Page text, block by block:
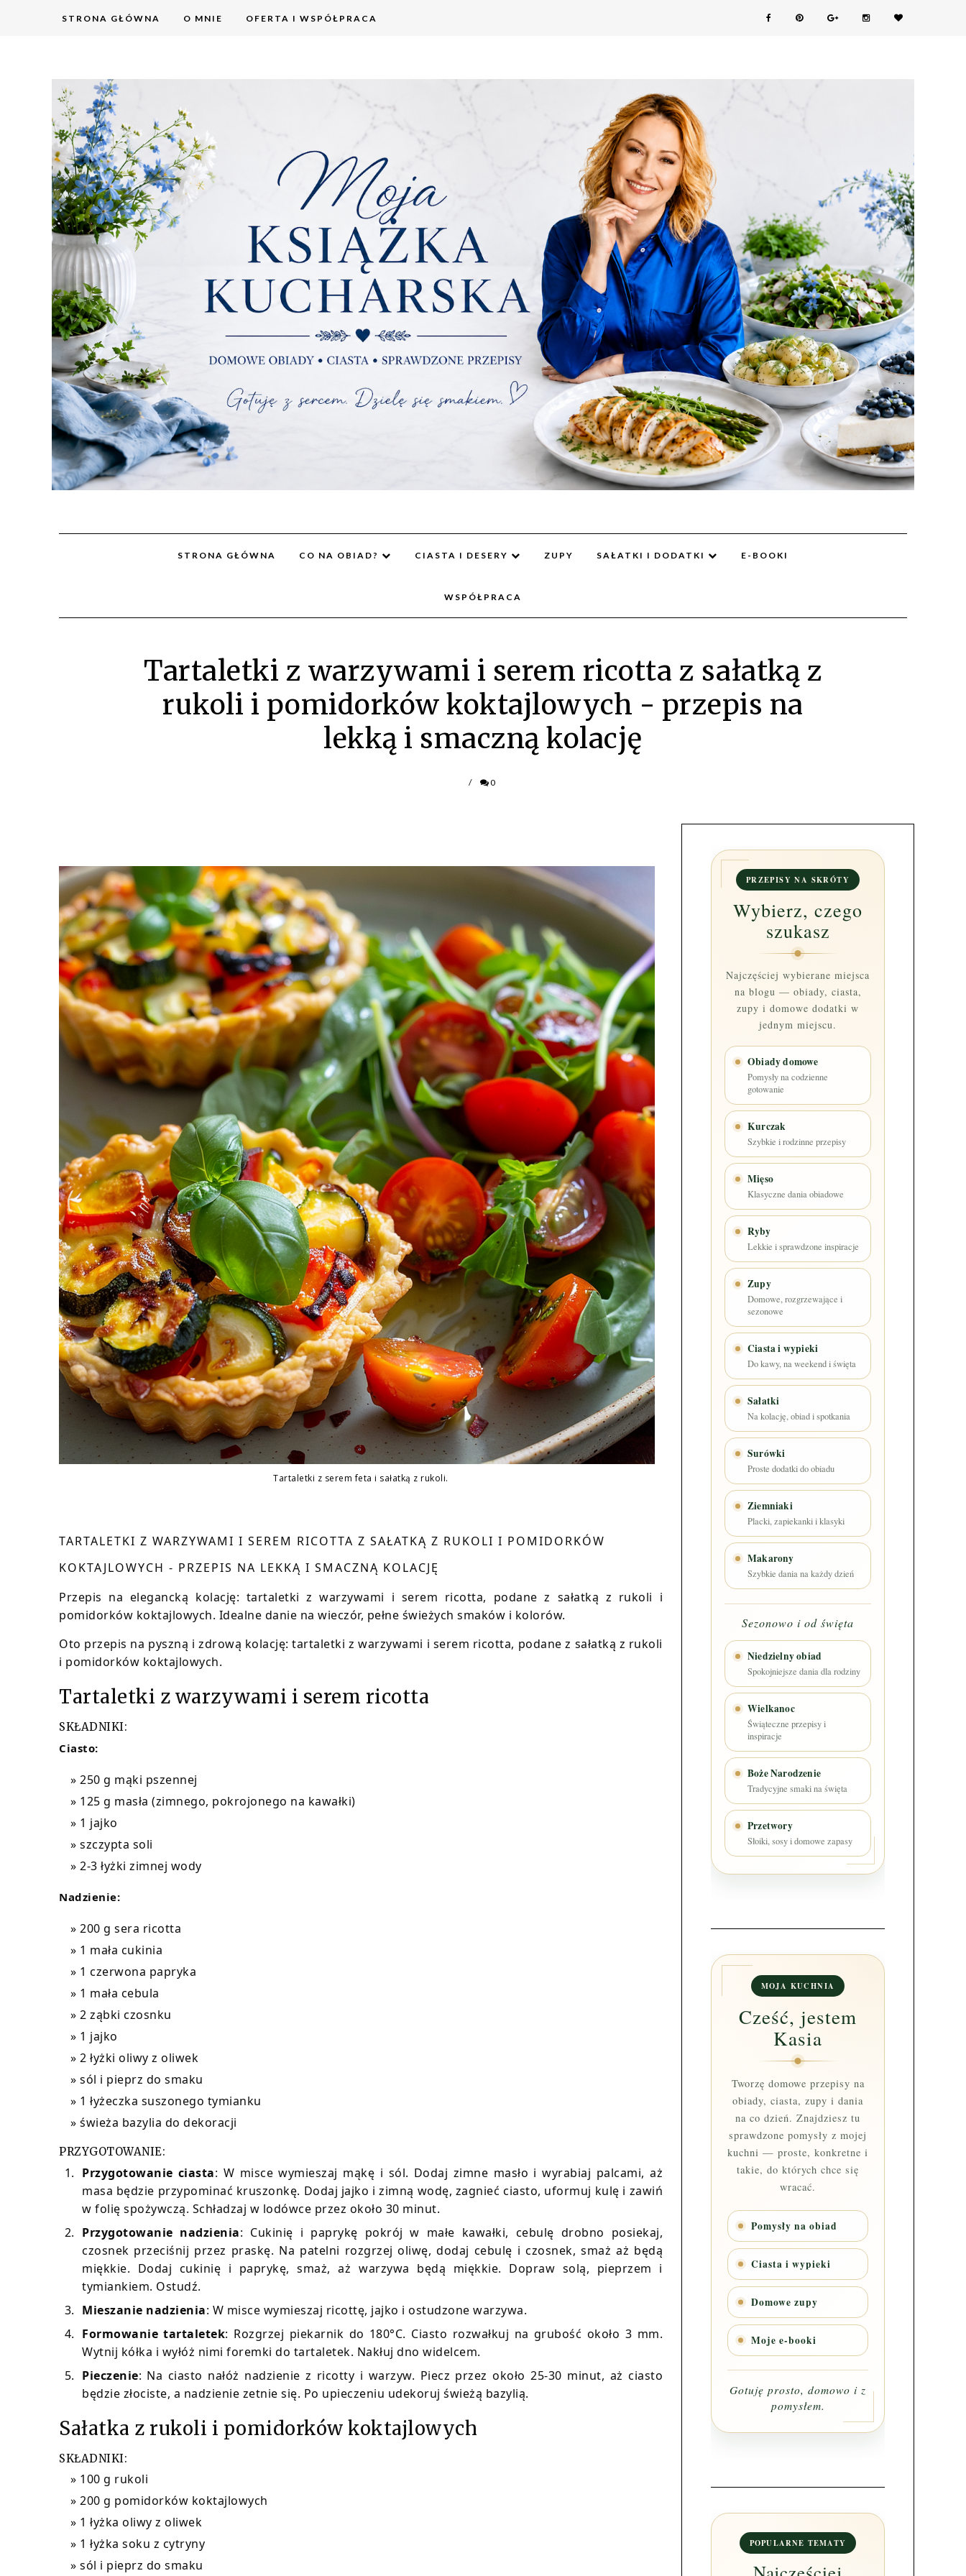
STRONA GŁÓWNA O MNIE OFERTA I WSPÓŁPRACA
STRONA GŁÓWNA CO NA OBIAD? CIASTA I DESERY ZUPY SAŁATKI I DODATKI E-BOOKI
WSPÓŁPRACA
Tartaletki z warzywami i serem ricotta z sałatką z
rukoli i pomidorków koktajlowych - przepis na
lekką i smaczną kolację
/ 0
Tartaletki z serem feta i sałatką z rukoli.
TARTALETKI Z WARZYWAMI I SEREM RICOTTA Z SAŁATKĄ Z RUKOLI I POMIDORKÓW
KOKTAJLOWYCH - PRZEPIS NA LEKKĄ I SMACZNĄ KOLACJĘ
Przepis na elegancką kolację: tartaletki z warzywami i serem ricotta, podane z sałatką z rukoli i
pomidorków koktajlowych. Idealne danie na wieczór, pełne świeżych smaków i kolorów.
Oto przepis na pyszną i zdrową kolację: tartaletki z warzywami i serem ricotta, podane z sałatką z rukoli
i pomidorków koktajlowych.
Tartaletki z warzywami i serem ricotta
SKŁADNIKI:
Ciasto:
250 g mąki pszennej
125 g masła (zimnego, pokrojonego na kawałki)
1 jajko
szczypta soli
2-3 łyżki zimnej wody
Nadzienie:
200 g sera ricotta
1 mała cukinia
1 czerwona papryka
1 mała cebula
2 ząbki czosnku
1 jajko
2 łyżki oliwy z oliwek
sól i pieprz do smaku
1 łyżeczka suszonego tymianku
świeża bazylia do dekoracji
PRZYGOTOWANIE:
Przygotowanie ciasta: W misce wymieszaj mąkę i sól. Dodaj zimne masło i wyrabiaj palcami, aż
masa będzie przypominać kruszonkę. Dodaj jajko i zimną wodę, zagnieć ciasto, uformuj kulę i zawiń
w folię spożywczą. Schładzaj w lodówce przez około 30 minut.
Przygotowanie nadzienia: Cukinię i paprykę pokrój w małe kawałki, cebulę drobno posiekaj,
czosnek przeciśnij przez praskę. Na patelni rozgrzej oliwę, dodaj cebulę i czosnek, smaż aż będą
miękkie. Dodaj cukinię i paprykę, smaż, aż warzywa będą miękkie. Dopraw solą, pieprzem i
tymiankiem. Ostudź.
Mieszanie nadzienia: W misce wymieszaj ricottę, jajko i ostudzone warzywa.
Formowanie tartaletek: Rozgrzej piekarnik do 180°C. Ciasto rozwałkuj na grubość około 3 mm.
Wytnij kółka i wyłóż nimi foremki do tartaletek. Nakłuj dno widelcem.
Pieczenie: Na ciasto nałóż nadzienie z ricotty i warzyw. Piecz przez około 25-30 minut, aż ciasto
będzie złociste, a nadzienie zetnie się. Po upieczeniu udekoruj świeżą bazylią.
Sałatka z rukoli i pomidorków koktajlowych
SKŁADNIKI:
100 g rukoli
200 g pomidorków koktajlowych
1 łyżka oliwy z oliwek
1 łyżka soku z cytryny
sól i pieprz do smaku
PRZEPISY NA SKRÓTY
Wybierz, czego
szukasz
Najczęściej wybierane miejsca
na blogu — obiady, ciasta,
zupy i domowe dodatki w
jednym miejscu.
Obiady domowe
Pomysły na codzienne
gotowanie
Kurczak
Szybkie i rodzinne przepisy
Mięso
Klasyczne dania obiadowe
Ryby
Lekkie i sprawdzone inspiracje
Zupy
Domowe, rozgrzewające i
sezonowe
Ciasta i wypieki
Do kawy, na weekend i święta
Sałatki
Na kolację, obiad i spotkania
Surówki
Proste dodatki do obiadu
Ziemniaki
Placki, zapiekanki i klasyki
Makarony
Szybkie dania na każdy dzień
Sezonowo i od święta
Niedzielny obiad
Spokojniejsze dania dla rodziny
Wielkanoc
Świąteczne przepisy i
inspiracje
Boże Narodzenie
Tradycyjne smaki na święta
Przetwory
Słoiki, sosy i domowe zapasy
MOJA KUCHNIA
Cześć, jestem
Kasia
Tworzę domowe przepisy na
obiady, ciasta, zupy i dania
na co dzień. Znajdziesz tu
sprawdzone pomysły z mojej
kuchni — proste, konkretne i
takie, do których chce się
wracać.
Pomysły na obiad
Ciasta i wypieki
Domowe zupy
Moje e-booki
Gotuję prosto, domowo i z
pomysłem.
POPULARNE TEMATY